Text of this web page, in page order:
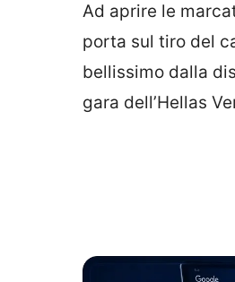
Ad aprire le
porta sul tiro del
bellissimo dalla
gara dell’Hellas